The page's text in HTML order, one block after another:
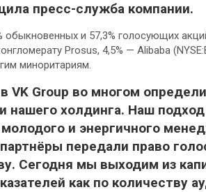
пресс-служба компании.
обыкновенных и 57,3% голосующих
Prosus, 4,5% — Alibaba
миноритариям.
VK Group во многом
нашего холдинга. Наш
и энергичного
передали право
Сегодня мы выходим из
как по количеству